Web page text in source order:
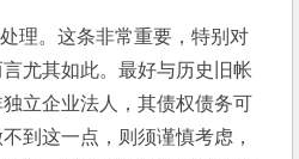
理。这条非常重要，特别对
尤其如此。最好与历史旧帐
立企业法人，其债权债务可
到这一点，则须谨慎考虑，